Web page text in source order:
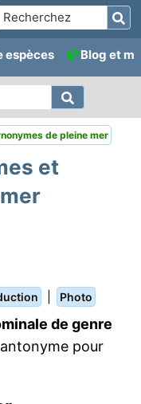
espèces Blog et
de pleine mer
et
Photo
de genre
pour